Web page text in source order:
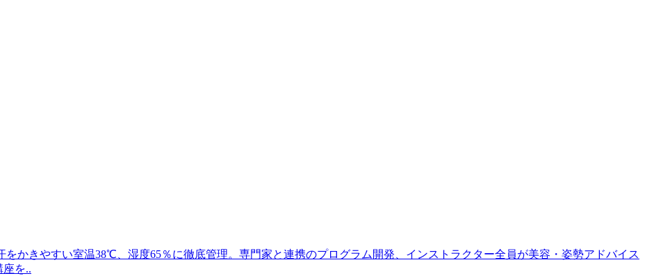
かきやすい室温38℃、湿度65％に徹底管理。専門家と連携のプログラム開発、インストラクター全員が美容・姿勢アドバイス
を..